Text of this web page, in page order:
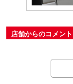
店舗からのコメント